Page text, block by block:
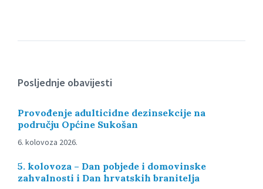
Posljednje obavijesti
Provođenje adulticidne dezinsekcije na
području Općine Sukošan
6. kolovoza 2026.
5. kolovoza – Dan pobjede i domovinske
zahvalnosti i Dan hrvatskih branitelja